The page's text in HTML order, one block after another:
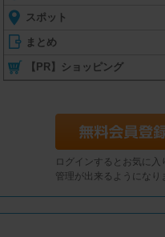
スポット
まとめ
【PR】ショッピング
ログインするとお気に
管理が出来るようになり